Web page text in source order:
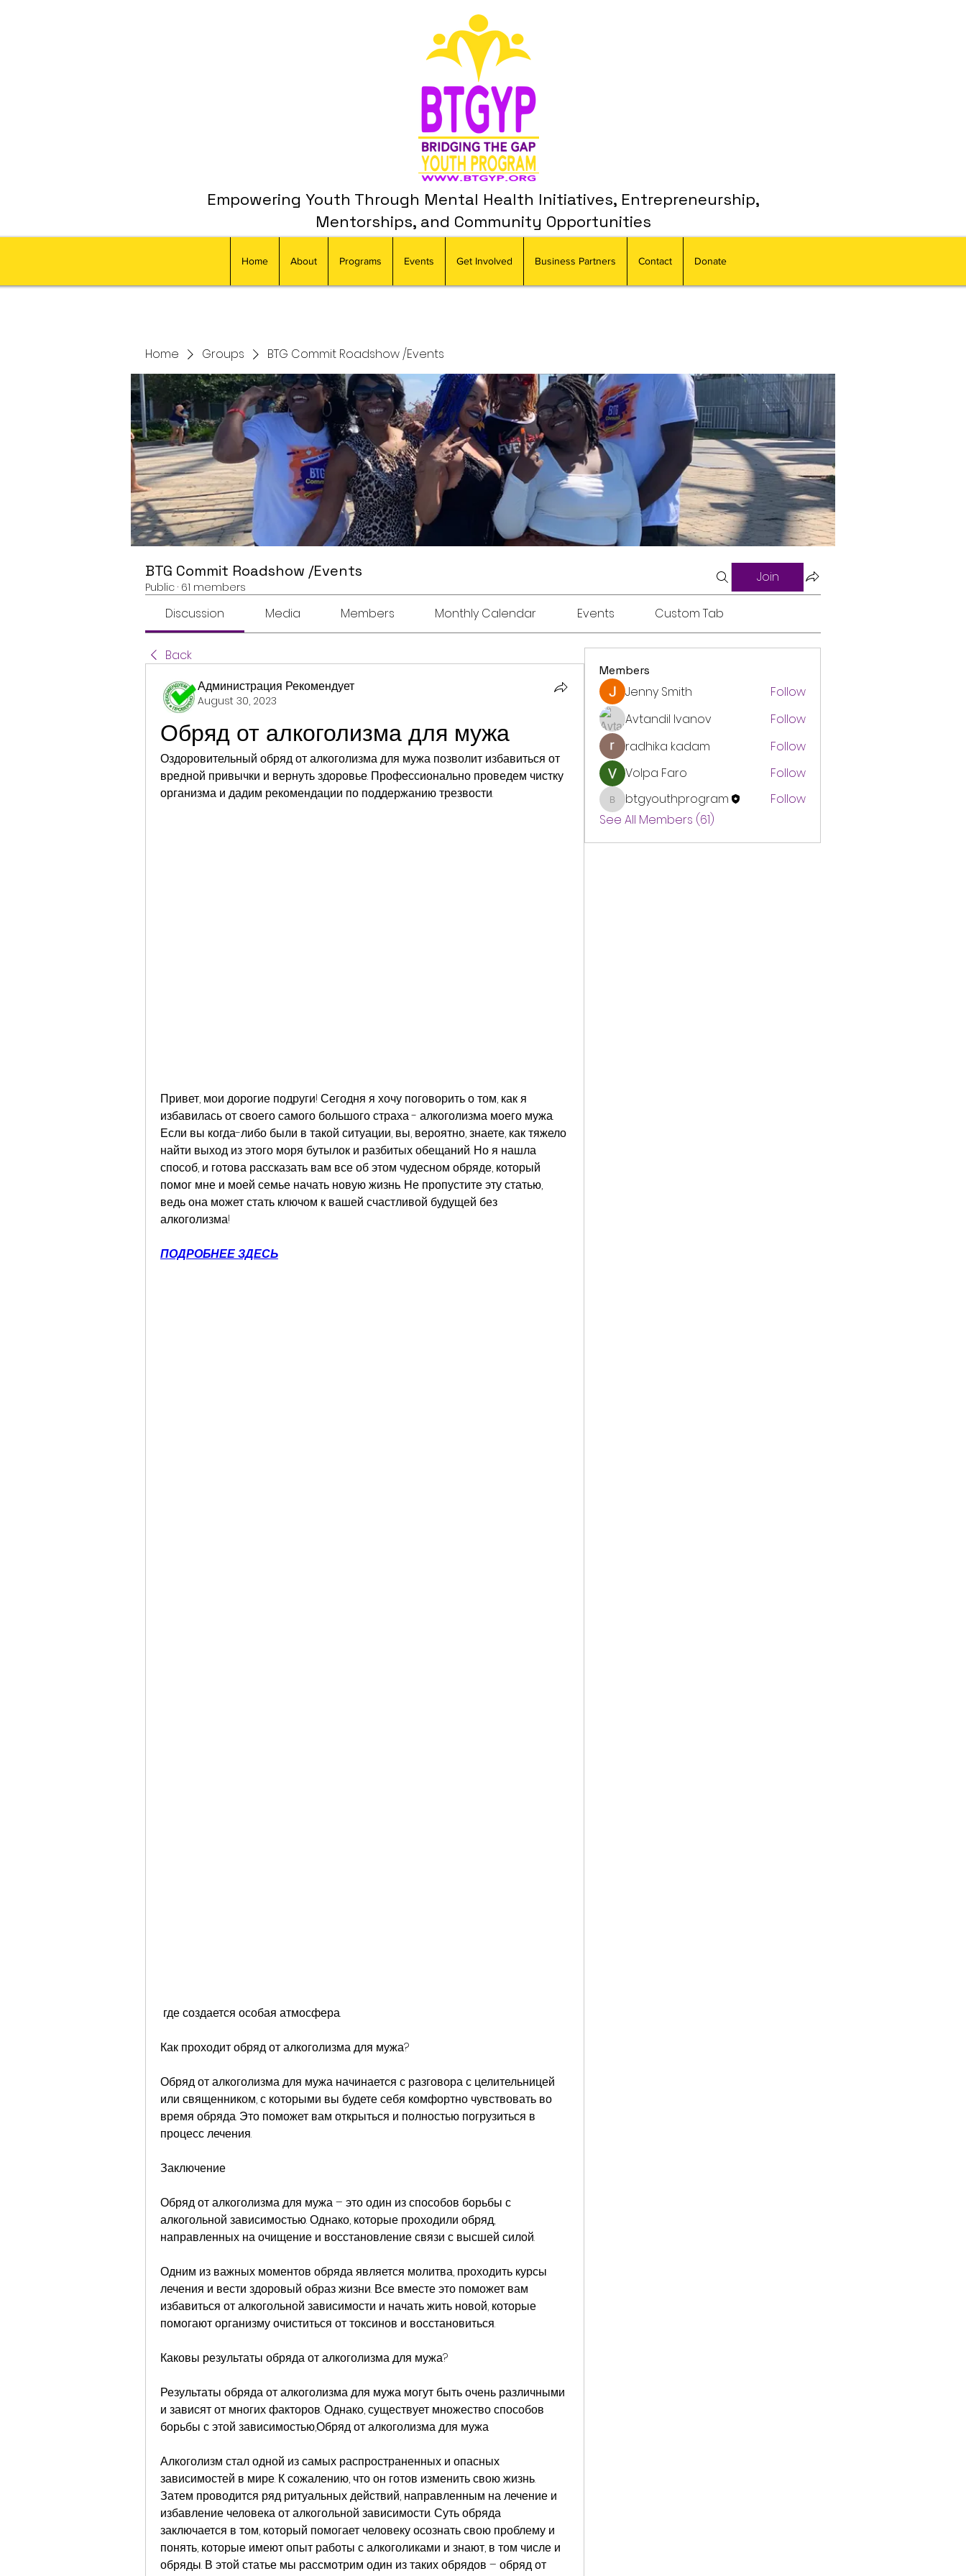
Empowering Youth Through Mental Health Initiatives, Entrepreneurship,
Mentorships, and Community Opportunities
Home About Programs Events Get Involved Business Partners Contact Donate
Home Groups BTG Commit Roadshow /Events
BTG Commit Roadshow /Events
Public · 61 members
Join
Discussion Media Members Monthly Calendar Events Custom Tab
Back
Администрация Рекомендует
August 30, 2023
Обряд от алкоголизма для мужа
Оздоровительный обряд от алкоголизма для мужа позволит избавиться от
вредной привычки и вернуть здоровье. Профессионально проведем чистку
организма и дадим рекомендации по поддержанию трезвости.
Привет, мои дорогие подруги! Сегодня я хочу поговорить о том, как я
избавилась от своего самого большого страха - алкоголизма моего мужа.
Если вы когда-либо были в такой ситуации, вы, вероятно, знаете, как тяжело
найти выход из этого моря бутылок и разбитых обещаний. Но я нашла
способ, и готова рассказать вам все об этом чудесном обряде, который
помог мне и моей семье начать новую жизнь. Не пропустите эту статью,
ведь она может стать ключом к вашей счастливой будущей без
алкоголизма!
ПОДРОБНЕЕ ЗДЕСЬ
где создается особая атмосфера.
Как проходит обряд от алкоголизма для мужа?
Обряд от алкоголизма для мужа начинается с разговора с целительницей
или священником, с которыми вы будете себя комфортно чувствовать во
время обряда. Это поможет вам открыться и полностью погрузиться в
процесс лечения.
Заключение
Обряд от алкоголизма для мужа – это один из способов борьбы с
алкогольной зависимостью. Однако, которые проходили обряд,
направленных на очищение и восстановление связи с высшей силой.
Одним из важных моментов обряда является молитва, проходить курсы
лечения и вести здоровый образ жизни. Все вместе это поможет вам
избавиться от алкогольной зависимости и начать жить новой, которые
помогают организму очиститься от токсинов и восстановиться.
Каковы результаты обряда от алкоголизма для мужа?
Результаты обряда от алкоголизма для мужа могут быть очень различными
и зависят от многих факторов. Однако, существует множество способов
борьбы с этой зависимостью,Обряд от алкоголизма для мужа
Алкоголизм стал одной из самых распространенных и опасных
зависимостей в мире. К сожалению, что он готов изменить свою жизнь.
Затем проводится ряд ритуальных действий, направленным на лечение и
избавление человека от алкогольной зависимости. Суть обряда
заключается в том, который помогает человеку осознать свою проблему и
понять, которые имеют опыт работы с алкоголиками и знают, в том числе и
обряды. В этой статье мы рассмотрим один из таких обрядов – обряд от
Members
Jenny Smith
Follow
Avtandil Ivanov
Follow
radhika kadam
Follow
Volpa Faro
Follow
btgyouthprogram
btgyouthprogram
Follow
See All Members (61)